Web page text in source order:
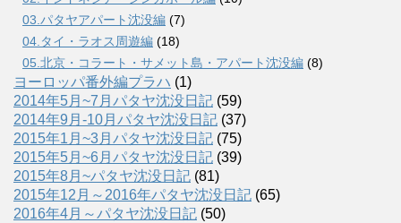
03.パタヤアパート沈没編 (7)
04.タイ・ラオス周遊編 (18)
05.北京・コラート・サメット島・アパート沈没編 (8)
ヨーロッパ番外編プラハ (1)
2014年5月~7月パタヤ沈没日記 (59)
2014年9月-10月パタヤ沈没日記 (37)
2015年1月~3月パタヤ沈没日記 (75)
2015年5月~6月パタヤ沈没日記 (39)
2015年8月~パタヤ沈没日記 (81)
2015年12月～2016年パタヤ沈没日記 (65)
2016年4月～パタヤ沈没日記 (50)